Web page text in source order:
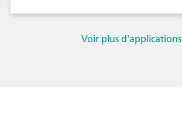
Voir plus d'applications